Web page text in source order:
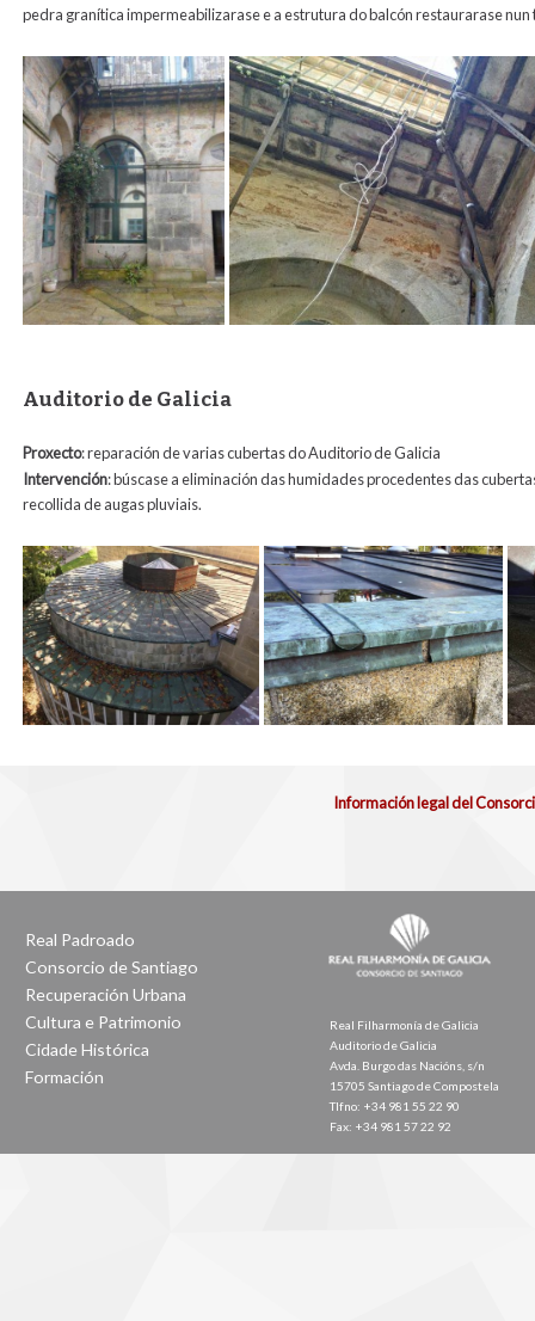
pedra granítica impermeabilizarase e a estrutura do balcón restaurarase nun
Auditorio de Galicia
Proxecto: reparación de varias cubertas do Auditorio de Galicia
Intervención: búscase a eliminación das humidades procedentes das
recollida de augas pluviais.
Información legal del
Real Padroado
Consorcio de Santiago
Recuperación Urbana
Cultura e Patrimonio
Cidade Histórica
Formación
Real Filharmonía de Galicia
Auditorio de Galicia
Avda. Burgo das Nacións, s/n
15705 Santiago de Compostela
Tlfno: +34 981 55 22 90
Fax: +34 981 57 22 92